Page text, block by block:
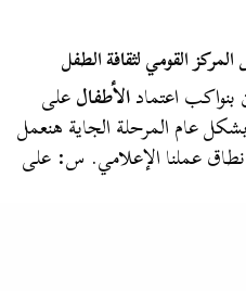
القومي لثقافة الطفل
اعتمادالأطفالعلى
عام المرحلة الجاية هنعمل
عملنا الإعلامي. س: على